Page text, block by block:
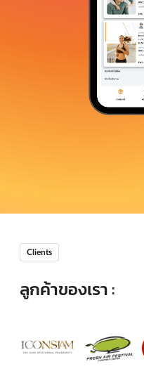
Clients
ลูกค้าของเรา :